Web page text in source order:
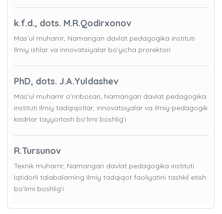
k.f.d., dots. M.R.Qodirxonov
Mas’ul muharrir, Namangan davlat pedagogika instituti
Ilmiy ishlar va innovatsiyalar bo’yicha prorektori
PhD, dots. J.A.Yuldashev
Mas’ul muharrir o’rinbosari, Namangan davlat pedagogika
instituti Ilmiy tadqiqotlar, innovatsiyalar va ilmiy-pedagogik
kadrlar tayyorlash bo'limi boshlig’i
R.Tursunov
Texnik muharrir, Namangan davlat pedagogika instituti
Iqtidorli talabalarning ilmiy tadqiqot faoliyatini tashkil etish
bo'limi boshlig’i